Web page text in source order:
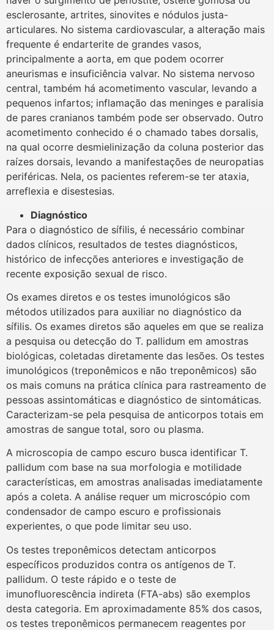
esclerosante, artrites, sinovites e nódulos justa-
articulares. No sistema cardiovascular, a alteração mais
frequente é endarterite de grandes vasos,
principalmente a aorta, em que podem ocorrer
aneurismas e insuficiência valvar. No sistema nervoso
central, também há acometimento vascular, levando a
pequenos infartos; inflamação das meninges e paralisia
de pares cranianos também pode ser observado. Outro
acometimento conhecido é o chamado tabes dorsalis,
na qual ocorre desmielinização da coluna posterior das
raízes dorsais, levando a manifestações de neuropatias
periféricas. Nela, os pacientes referem-se ter ataxia,
arreflexia e disestesias.
Diagnóstico
Para o diagnóstico de sífilis, é necessário combinar
dados clínicos, resultados de testes diagnósticos,
histórico de infecções anteriores e investigação de
recente exposição sexual de risco.
Os exames diretos e os testes imunológicos são
métodos utilizados para auxiliar no diagnóstico da
sífilis. Os exames diretos são aqueles em que se realiza
a pesquisa ou detecção do T. pallidum em amostras
biológicas, coletadas diretamente das lesões. Os testes
imunológicos (treponêmicos e não treponêmicos) são
os mais comuns na prática clínica para rastreamento de
pessoas assintomáticas e diagnóstico de sintomáticas.
Caracterizam-se pela pesquisa de anticorpos totais em
amostras de sangue total, soro ou plasma.
A microscopia de campo escuro busca identificar T.
pallidum com base na sua morfologia e motilidade
características, em amostras analisadas imediatamente
após a coleta. A análise requer um microscópio com
condensador de campo escuro e profissionais
experientes, o que pode limitar seu uso.
Os testes treponêmicos detectam anticorpos
específicos produzidos contra os antígenos de T.
pallidum. O teste rápido e o teste de
imunofluorescência indireta (FTA-abs) são exemplos
desta categoria. Em aproximadamente 85% dos casos,
os testes treponêmicos permanecem reagentes por